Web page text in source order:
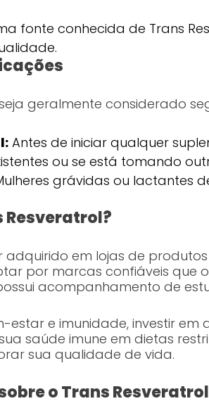
fonte conhecida de Trans
geralmente considerado
Antes de iniciar qualquer
ou se está tomando
grávidas ou lactantes
Resveratrol?
adquirido em lojas de
por marcas confiáveis que
acompanhamento de
e imunidade, investir em
saúde imune em dietas
sua qualidade de vida.
o Trans Resveratrol